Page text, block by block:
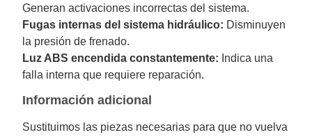
Generan activaciones incorrectas del sistema.
Fugas internas del sistema hidráulico: Disminuyen
la presión de frenado.
Luz ABS encendida constantemente: Indica una
falla interna que requiere reparación.
Información adicional
Sustituimos las piezas necesarias para que no vuelva